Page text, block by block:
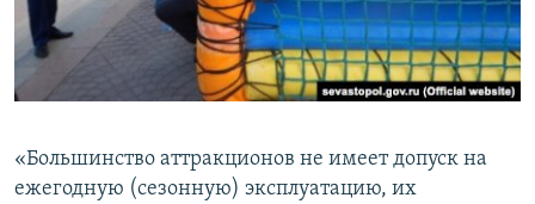
«Большинство аттракционов не имеет допуск на
ежегодную (сезонную) эксплуатацию, их